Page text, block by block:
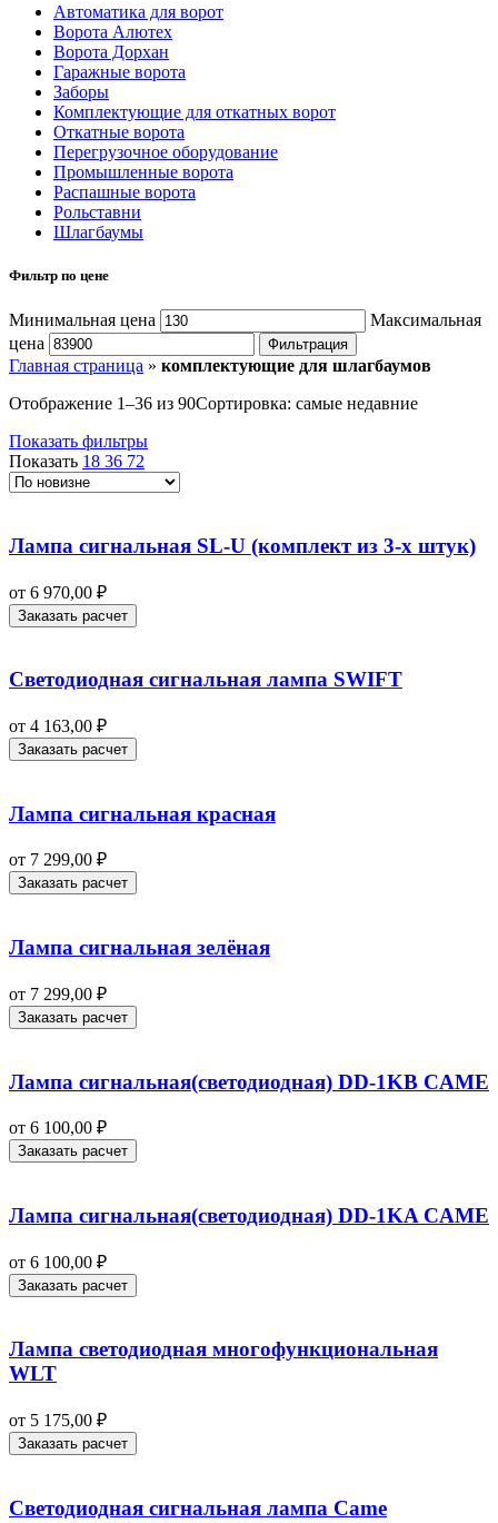
Автоматика для ворот
Ворота Алютех
Ворота Дорхан
Гаражные ворота
Заборы
Комплектующие для откатных ворот
Откатные ворота
Перегрузочное оборудование
Промышленные ворота
Распашные ворота
Рольставни
Шлагбаумы
Фильтр по цене
Минимальная цена
Максимальная
цена
Фильтрация
Главная страница » комплектующие для шлагбаумов
Отображение 1–36 из 90Сортировка: самые недавние
Показать фильтры
Показать 18 36 72
Лампа сигнальная SL-U (комплект из 3-х штук)
от 6 970,00 ₽
Заказать расчет
Светодиодная сигнальная лампа SWIFT
от 4 163,00 ₽
Заказать расчет
Лампа сигнальная красная
от 7 299,00 ₽
Заказать расчет
Лампа сигнальная зелёная
от 7 299,00 ₽
Заказать расчет
Лампа сигнальная(светодиодная) DD-1KB CAME
от 6 100,00 ₽
Заказать расчет
Лампа сигнальная(светодиодная) DD-1KA CAME
от 6 100,00 ₽
Заказать расчет
Лампа светодиодная многофункциональная
WLT
от 5 175,00 ₽
Заказать расчет
Светодиодная сигнальная лампа Came